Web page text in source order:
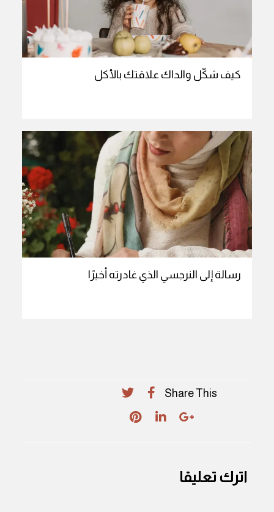
كيف شكّل والداك علاقتك بالأكل
رسالة إلى النرجسي الذي غادرته أخيرًا
Share This
اترك تعليقا